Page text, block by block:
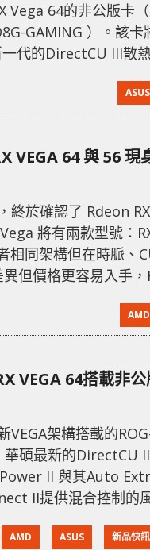
Vega 64的非公版卡
GAMING ）。該卡
代的DirectCU III散
，由上方三個100mm
LED燈在冷卻器護罩
ASUS
VEGA 64 與 56 現
終於確認了 Rdeon
將有兩款型號：
相同架構但在時脈、
但價格更容易入手，
Pixel Engine
AMD
VEGA 64搭載非
VEGA架構搭載的
II 與其Auto
II提供混合控制的
產品一樣，ROG
AMD ASUS 新品快訊